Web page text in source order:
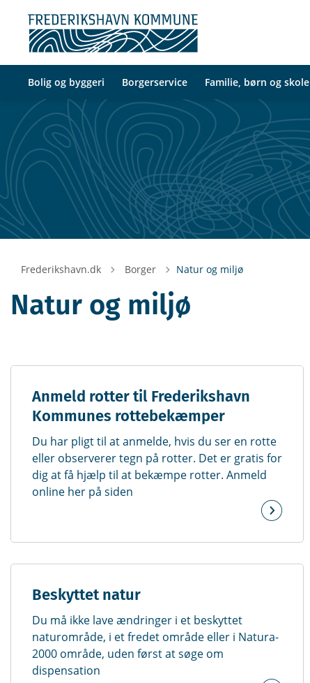
Bolig og byggeri Borgerservice Familie, børn og skole
Frederikshavn.dk Tilbage til
Borger Natur og miljø
Natur og miljø
Anmeld rotter til Frederikshavn
Kommunes rottebekæmper
Du har pligt til at anmelde, hvis du ser en rotte
eller observerer tegn på rotter. Det er gratis for
dig at få hjælp til at bekæmpe rotter. Anmeld
online her på siden
Beskyttet natur
Du må ikke lave ændringer i et beskyttet
naturområde, i et fredet område eller i Natura-
2000 område, uden først at søge om
dispensation